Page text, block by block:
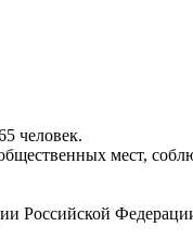
человек.
мест,
Российской